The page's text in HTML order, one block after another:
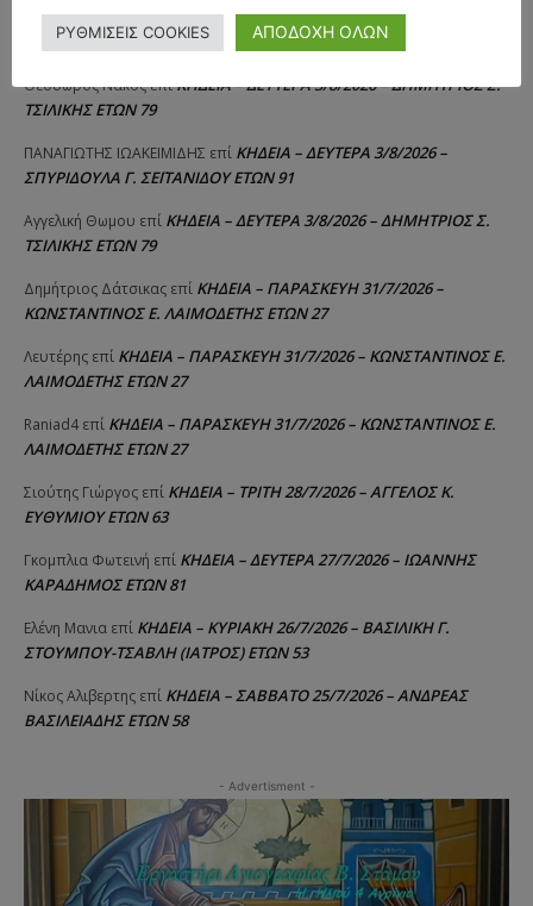
ΧΡΙΣΤΙΝΑεπίΚΗΔΕΙΑ – ΤΡΙΤΗ 4/8/2026 – ΧΡΗΣΤΟΣ Α. ΠΑΛΙΟΥΡΑΣ
ΕΤΩΝ 58
Θεόδωρος ΝάκοςεπίΚΗΔΕΙΑ – ΔΕΥΤΕΡΑ 3/8/2026 – ΔΗΜΗΤΡΙΟΣ Σ.
ΤΣΙΛΙΚΗΣ ΕΤΩΝ 79
ΠΑΝΑΓΙΩΤΗΣ IΩΑΚΕΙΜΙΔΗΣ επί ΚΗΔΕΙΑ – ΔΕΥΤΕΡΑ 3/8/2026 –
ΣΠΥΡΙΔΟΥΛΑ Γ. ΣΕΪΤΑΝΙΔΟΥ ΕΤΩΝ 91
Αγγελική Θωμου επί ΚΗΔΕΙΑ – ΔΕΥΤΕΡΑ 3/8/2026 – ΔΗΜΗΤΡΙΟΣ Σ.
ΤΣΙΛΙΚΗΣ ΕΤΩΝ 79
Δημήτριος Δάτσικας επί ΚΗΔΕΙΑ – ΠΑΡΑΣΚΕΥΗ 31/7/2026 –
ΚΩΝΣΤΑΝΤΙΝΟΣ Ε. ΛΑΙΜΟΔΕΤΗΣ ΕΤΩΝ 27
Λευτέρης επί ΚΗΔΕΙΑ – ΠΑΡΑΣΚΕΥΗ 31/7/2026 – ΚΩΝΣΤΑΝΤΙΝΟΣ Ε.
ΛΑΙΜΟΔΕΤΗΣ ΕΤΩΝ 27
Raniad4 επί ΚΗΔΕΙΑ – ΠΑΡΑΣΚΕΥΗ 31/7/2026 – ΚΩΝΣΤΑΝΤΙΝΟΣ Ε.
ΛΑΙΜΟΔΕΤΗΣ ΕΤΩΝ 27
Σιούτης Γιώργος επί ΚΗΔΕΙΑ – ΤΡΙΤΗ 28/7/2026 – ΑΓΓΕΛΟΣ Κ.
ΕΥΘΥΜΙΟΥ ΕΤΩΝ 63
Γκομπλια Φωτεινή επί ΚΗΔΕΙΑ – ΔΕΥΤΕΡΑ 27/7/2026 – ΙΩΑΝΝΗΣ
ΚΑΡΑΔΗΜΟΣ ΕΤΩΝ 81
Ελένη Μανια επί ΚΗΔΕΙΑ – ΚΥΡΙΑΚΗ 26/7/2026 – ΒΑΣΙΛΙΚΗ Γ.
ΣΤΟΥΜΠΟΥ-ΤΣΑΒΛΗ (ΙΑΤΡΟΣ) ΕΤΩΝ 53
Νίκος Αλιβερτης επί ΚΗΔΕΙΑ – ΣΑΒΒΑΤΟ 25/7/2026 – ΑΝΔΡΕΑΣ
ΒΑΣΙΛΕΙΑΔΗΣ ΕΤΩΝ 58
- Advertisment -
ΡΥΘΜΙΣΕΙΣ COOKIES ΑΠΟΔΟΧΗ ΟΛΩΝ